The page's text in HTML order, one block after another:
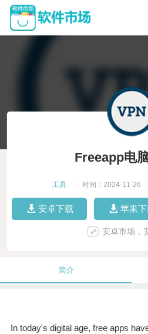
Freeapp电
工具 时间：2024-11-26
安卓下载 苹果
安卓市场，
简介
In today's digital age, free apps